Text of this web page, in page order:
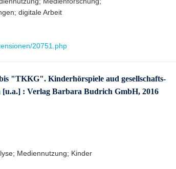
digitale Arbeit
20751.php
"TKKG". Kinderhörspiele aud gesellschafts-
: Verlag Barbara Budrich GmbH, 2016
Mediennutzung; Kinder